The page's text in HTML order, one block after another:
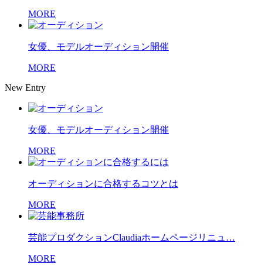
MORE
女優、モデルオーディション開催
MORE
New Entry
女優、モデルオーディション開催
MORE
オーディションに合格するコツとは
MORE
芸能プロダクションClaudiaホームページリニュ…
MORE